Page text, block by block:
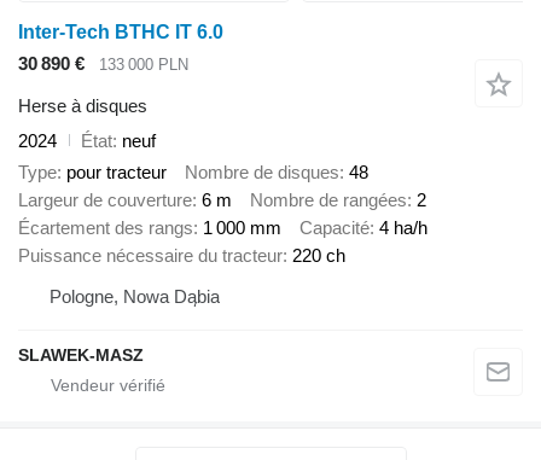
Inter-Tech BTHC IT 6.0
30 890 €
133 000 PLN
Herse à disques
2024
État neuf
Type pour tracteur Nombre de disques 48
Largeur de couverture 6 m Nombre de rangées 2
Écartement des rangs 1 000 mm Capacité 4 ha/h
Puissance nécessaire du tracteur 220 ch
Pologne, Nowa Dąbia
SLAWEK-MASZ